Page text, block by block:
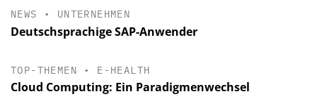
NEWS • UNTERNEHMEN
Deutschsprachige SAP-Anwender
TOP-THEMEN • E-HEALTH
Cloud Computing: Ein Paradigmenwechsel